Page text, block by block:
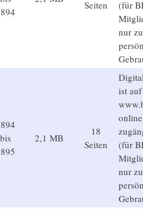
Seiten
(für
nur
bis
2,1 MB
18
Seiten
ist auf
(für
nur